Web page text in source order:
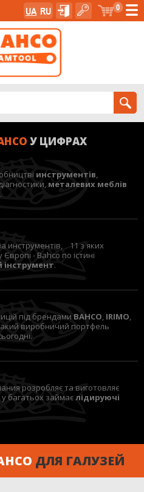
0
UA RU
У ЦИФРАХ
инструментів,
металевих меблів
инструментів, 11 з яких
- Bahco по істині
інструмент.
під брендами BAHCO, IRIMO,
виробничий портфель
розробляє та виготовляє
багатьох займаєлідируючі
ДЛЯ ГАЛУЗЕЙ